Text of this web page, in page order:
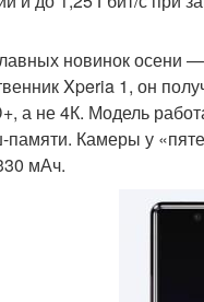
новинок осени
Xperia 1, он
а не 4К. Модель
Камеры у
мАч.